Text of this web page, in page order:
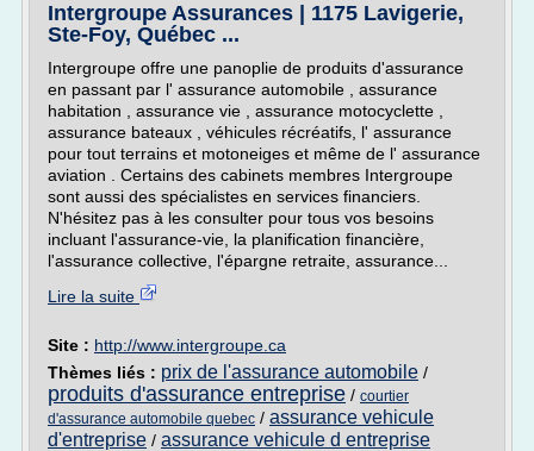
Intergroupe Assurances | 1175 Lavigerie,
Ste-Foy, Québec ...
Intergroupe offre une panoplie de produits d'assurance
en passant par l' assurance automobile , assurance
habitation , assurance vie , assurance motocyclette ,
assurance bateaux , véhicules récréatifs, l' assurance
pour tout terrains et motoneiges et même de l' assurance
aviation . Certains des cabinets membres Intergroupe
sont aussi des spécialistes en services financiers.
N'hésitez pas à les consulter pour tous vos besoins
incluant l'assurance-vie, la planification financière,
l'assurance collective, l'épargne retraite, assurance...
Lire la suite
Site : http://www.intergroupe.ca
Thèmes liés : prix de l'assurance automobile /
produits d'assurance entreprise / courtier
d'assurance automobile quebec / assurance vehicule
d'entreprise / assurance vehicule d entreprise